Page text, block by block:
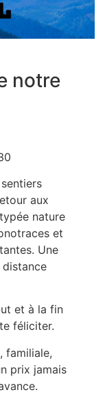
notre
aux
nature
et
Une
et à la fin
féliciter.
familiale,
prix jamais